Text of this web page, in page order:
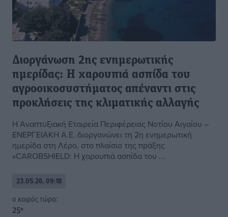
Διοργάνωση 2ης ενημερωτικής
ημερίδας: Η χαρουπιά ασπίδα του
αγροοικοσυστήματος απέναντι στις
προκλήσεις της κλιματικής αλλαγής
Η Αναπτυξιακή Εταιρεία Περιφέρειας Νοτίου Αιγαίου –
ΕΝΕΡΓΕΙΑΚΗ Α.Ε. διοργανώνει τη 2η ενημερωτική
ημερίδα στη Λέρο, στο πλαίσιο της πράξης
«CAROBSHIELD: Η χαρουπιά ασπίδα του ...
23.05.26, 09:18
o καιρός τώρα:
25°